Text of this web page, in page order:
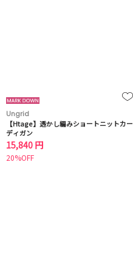
Ungrid
【Htage】透かし編みショートニットカー
ディガン
15,840 円
20%OFF